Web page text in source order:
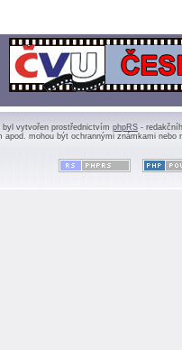
byl vytvořen prostřednictvím phpRS -
apod. mohou být ochrannými známkami